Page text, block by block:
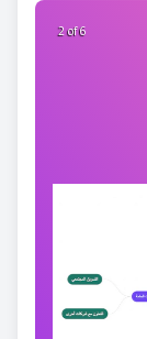
2 of 6